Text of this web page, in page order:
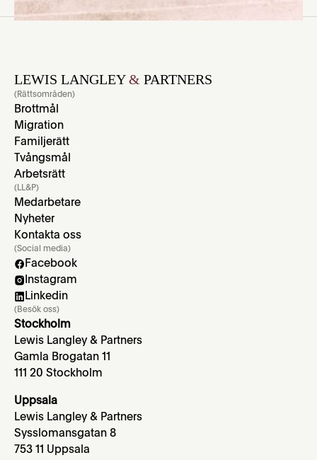
LEWIS LANGLEY& PARTNERS
(Rättsområden)
Brottmål
Migration
Familjerätt
Tvångsmål
Arbetsrätt
(LL&P)
Medarbetare
Nyheter
Kontakta oss
(Social media)
Facebook
Instagram
Linkedin
(Besök oss)
Stockholm
Lewis Langley & Partners
Gamla Brogatan 11
111 20 Stockholm
Uppsala
Lewis Langley & Partners
Sysslomansgatan 8
753 11 Uppsala